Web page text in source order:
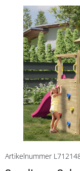
Artikelnummer